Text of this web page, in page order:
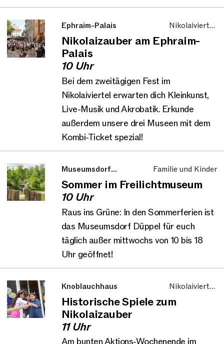
Ephraim-Palais
Nikolaiviertel,
Aktionstag, Familie
Nikolaizauber am Ephraim-
Palais
10 Uhr
Bei dem zweitägigen Fest im
Nikolaiviertel erwarten dich Kleinkunst,
Live-Musik und Akrobatik. Erkunde
außerdem unsere drei Museen mit dem
Kombi-Ticket spezial!
Museumsdorf
Düppel
Familie und Kinder
Sommer im Freilichtmuseum
10 Uhr
Raus ins Grüne: In den Sommerferien ist
das Museumsdorf Düppel für euch
täglich außer mittwochs von 10 bis 18
Uhr geöffnet!
Knoblauchhaus
Nikolaiviertel,
Familie und Kinder
Historische Spiele zum
Nikolaizauber
11 Uhr